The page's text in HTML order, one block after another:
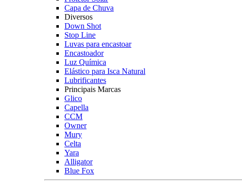
Capa de Chuva
Diversos
Down Shot
Stop Line
Luvas para encastoar
Encastoador
Luz Química
Elástico para Isca Natural
Lubrificantes
Principais Marcas
Glico
Capella
CCM
Owner
Mury
Celta
Yara
Alligator
Blue Fox